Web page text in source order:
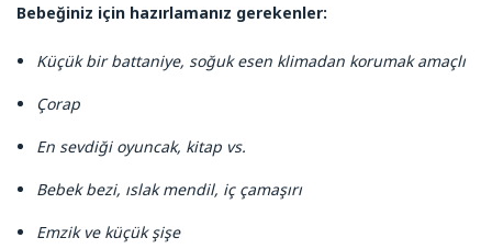
Bebeğiniz için hazırlamanız gerekenler:
Küçük bir battaniye, soğuk esen klimadan korumak amaçlı
Çorap
En sevdiği oyuncak, kitap vs.
Bebek bezi, ıslak mendil, iç çamaşırı
Emzik ve küçük şişe